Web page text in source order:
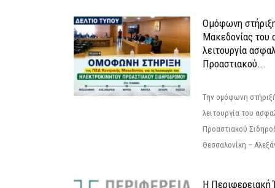
Ομόφωνη
Μακεδονίας του
λειτουργία
Προαστιακού...
Την ομόφωνη
λειτουργία του
Προαστιακού
Θεσσαλονίκη –
Η